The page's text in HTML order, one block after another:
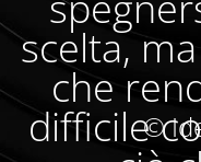
scelta,
che
difficile©